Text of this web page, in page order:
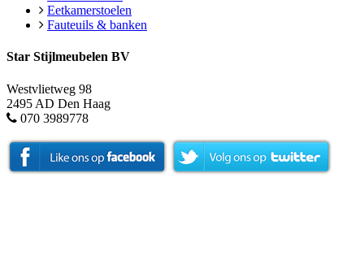
Eetkamerstoelen
Fauteuils & banken
Star Stijlmeubelen BV
Westvlietweg 98
2495 AD Den Haag
070 3989778